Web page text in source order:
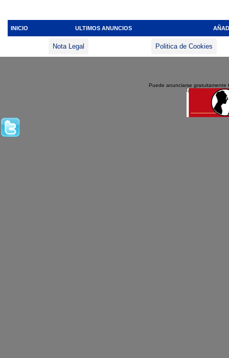
INICIO ULTIMOS ANUNCIOS
Nota Legal Politica de Cookies
Puede anunciarse